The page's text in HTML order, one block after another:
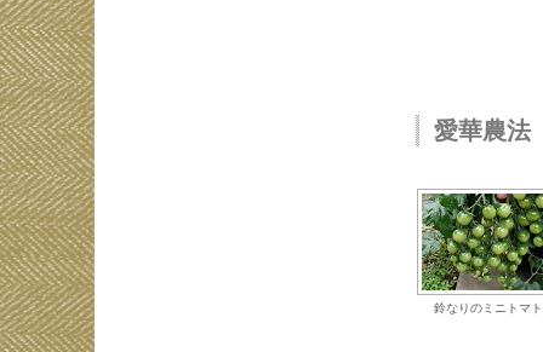
愛華農
鈴なりのミニトマト